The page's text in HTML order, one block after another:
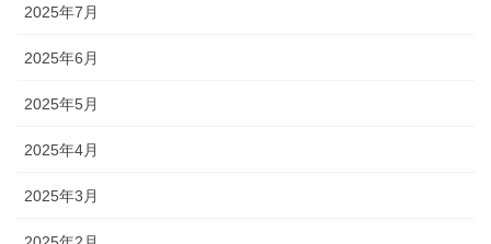
2025年7月
2025年6月
2025年5月
2025年4月
2025年3月